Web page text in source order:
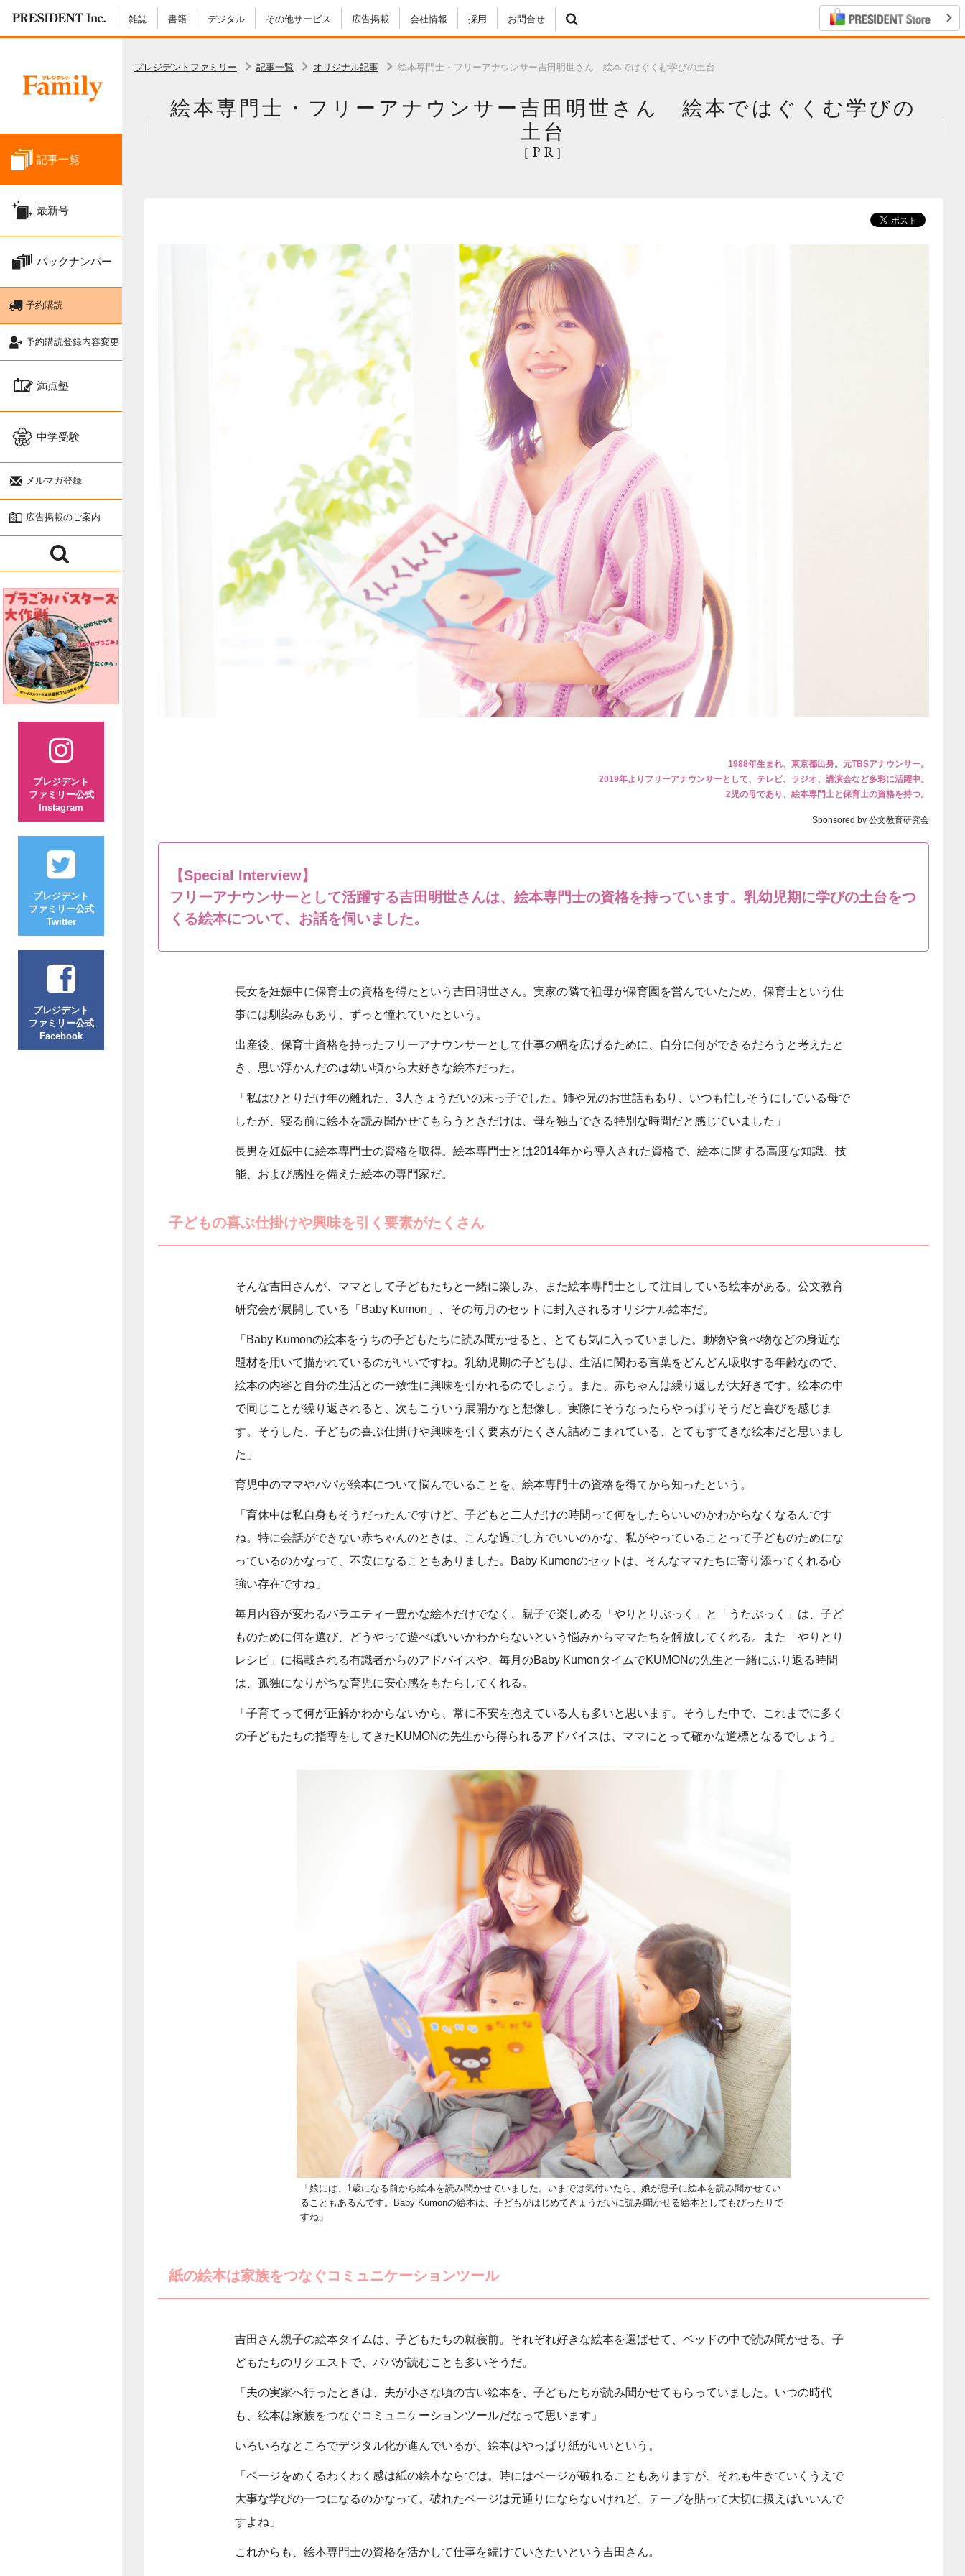
雑誌 書籍 デジタル その他サービス 広告掲載 会社情報 採用 お問合せ
記事一覧
最新号
バックナンバー
予約購読
予約購読登録内容変更
満点塾
中学受験
メルマガ登録
広告掲載のご案内
プレジデント
ファミリー公式
Instagram
プレジデント
ファミリー公式
Twitter
プレジデント
ファミリー公式
Facebook
プレジデントファミリー 記事一覧 オリジナル記事 絵本専門士・フリーアナウンサー吉田明世さん 絵本ではぐくむ学びの土台
絵本専門士・フリーアナウンサー吉田明世さん 絵本ではぐくむ学びの
土台
［PR］
1988年生まれ、東京都出身。元TBSアナウンサー。
2019年よりフリーアナウンサーとして、テレビ、ラジオ、講演会など多彩に活躍中。
2児の母であり、絵本専門士と保育士の資格を持つ。
Sponsored by 公文教育研究会
【Special Interview】
フリーアナウンサーとして活躍する吉田明世さんは、絵本専門士の資格を持っています。乳幼児期に学びの土台をつ
くる絵本について、お話を伺いました。
長女を妊娠中に保育士の資格を得たという吉田明世さん。実家の隣で祖母が保育園を営んでいたため、保育士という仕
事には馴染みもあり、ずっと憧れていたという。
出産後、保育士資格を持ったフリーアナウンサーとして仕事の幅を広げるために、自分に何ができるだろうと考えたと
き、思い浮かんだのは幼い頃から大好きな絵本だった。
「私はひとりだけ年の離れた、3人きょうだいの末っ子でした。姉や兄のお世話もあり、いつも忙しそうにしている母で
したが、寝る前に絵本を読み聞かせてもらうときだけは、母を独占できる特別な時間だと感じていました」
長男を妊娠中に絵本専門士の資格を取得。絵本専門士とは2014年から導入された資格で、絵本に関する高度な知識、技
能、および感性を備えた絵本の専門家だ。
子どもの喜ぶ仕掛けや興味を引く要素がたくさん
そんな吉田さんが、ママとして子どもたちと一緒に楽しみ、また絵本専門士として注目している絵本がある。公文教育
研究会が展開している「Baby Kumon」、その毎月のセットに封入されるオリジナル絵本だ。
「Baby Kumonの絵本をうちの子どもたちに読み聞かせると、とても気に入っていました。動物や食べ物などの身近な
題材を用いて描かれているのがいいですね。乳幼児期の子どもは、生活に関わる言葉をどんどん吸収する年齢なので、
絵本の内容と自分の生活との一致性に興味を引かれるのでしょう。また、赤ちゃんは繰り返しが大好きです。絵本の中
で同じことが繰り返されると、次もこういう展開かなと想像し、実際にそうなったらやっぱりそうだと喜びを感じま
す。そうした、子どもの喜ぶ仕掛けや興味を引く要素がたくさん詰めこまれている、とてもすてきな絵本だと思いまし
た」
育児中のママやパパが絵本について悩んでいることを、絵本専門士の資格を得てから知ったという。
「育休中は私自身もそうだったんですけど、子どもと二人だけの時間って何をしたらいいのかわからなくなるんです
ね。特に会話ができない赤ちゃんのときは、こんな過ごし方でいいのかな、私がやっていることって子どものためにな
っているのかなって、不安になることもありました。Baby Kumonのセットは、そんなママたちに寄り添ってくれる心
強い存在ですね」
毎月内容が変わるバラエティー豊かな絵本だけでなく、親子で楽しめる「やりとりぶっく」と「うたぶっく」は、子ど
ものために何を選び、どうやって遊べばいいかわからないという悩みからママたちを解放してくれる。また「やりとり
レシピ」に掲載される有識者からのアドバイスや、毎月のBaby KumonタイムでKUMONの先生と一緒にふり返る時間
は、孤独になりがちな育児に安心感をもたらしてくれる。
「子育てって何が正解かわからないから、常に不安を抱えている人も多いと思います。そうした中で、これまでに多く
の子どもたちの指導をしてきたKUMONの先生から得られるアドバイスは、ママにとって確かな道標となるでしょう」
「娘には、1歳になる前から絵本を読み聞かせていました。いまでは気付いたら、娘が息子に絵本を読み聞かせてい
ることもあるんです。Baby Kumonの絵本は、子どもがはじめてきょうだいに読み聞かせる絵本としてもぴったりで
すね」
紙の絵本は家族をつなぐコミュニケーションツール
吉田さん親子の絵本タイムは、子どもたちの就寝前。それぞれ好きな絵本を選ばせて、ベッドの中で読み聞かせる。子
どもたちのリクエストで、パパが読むことも多いそうだ。
「夫の実家へ行ったときは、夫が小さな頃の古い絵本を、子どもたちが読み聞かせてもらっていました。いつの時代
も、絵本は家族をつなぐコミュニケーションツールだなって思います」
いろいろなところでデジタル化が進んでいるが、絵本はやっぱり紙がいいという。
「ページをめくるわくわく感は紙の絵本ならでは。時にはページが破れることもありますが、それも生きていくうえで
大事な学びの一つになるのかなって。破れたページは元通りにならないけれど、テープを貼って大切に扱えばいいんで
すよね」
これからも、絵本専門士の資格を活かして仕事を続けていきたいという吉田さん。